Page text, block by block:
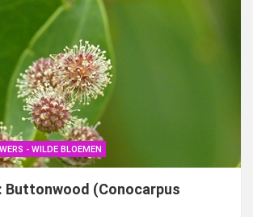
- WILDE BLOEMEN
Buttonwood (Conocarpus